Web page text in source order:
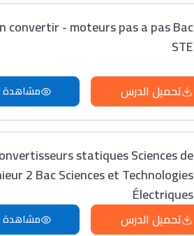
convertir - moteurs pas a pas Bac
STE
تحميل الدرس مشاهدة
statiques Sciences de
2 Bac Sciences et Technologies
Électriques
تحميل الدرس مشاهدة